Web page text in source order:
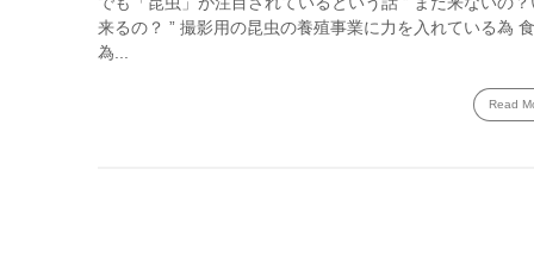
来るの？ ” 撮影用の昆虫の養殖事業に力を入れている為
為...
Read